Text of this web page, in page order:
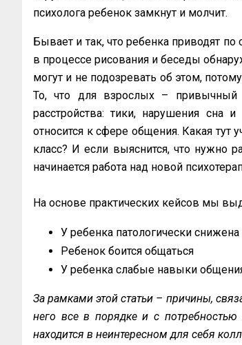
психолога ребенок замкнут и молчит.
Бывает и так, что ребенка приводят
в процессе рисования и беседы
могут и не подозревать об этом,
То, что для взрослых – привычный
расстройства: тики, нарушения сна
относится к сфере общения. Какая тут
класс? И если выяснится, что нужно
начинается работа над новой
На основе практических кейсов мы
У ребенка патологически
Ребенок боится общаться
У ребенка слабые навыки
За рамками этой статьи – причины,
него все в порядке и с
находится в неинтересном для себя